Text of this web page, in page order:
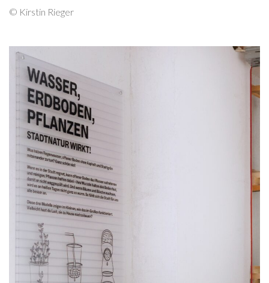
© Kirstin Rieger